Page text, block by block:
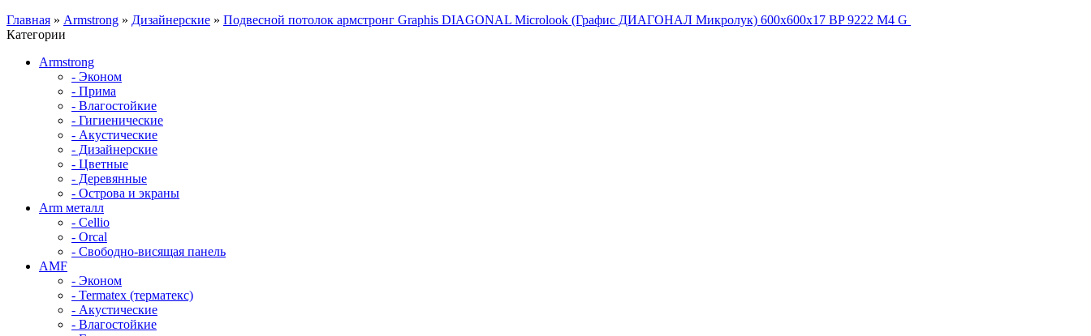
Главная » Armstrong » Дизайнерские » Подвесной потолок армстронг Graphis DIAGONAL Microlook (Графис ДИАГОНАЛ Микролук) 600x600x17 BP 9222 M4 G
Категории
Armstrong
- Эконом
- Прима
- Влагостойкие
- Гигиенические
- Акустические
- Дизайнерские
- Цветные
- Деревянные
- Острова и экраны
Arm металл
- Cellio
- Orcal
- Свободно-висящая панель
AMF
- Эконом
- Termatex (терматекс)
- Акустические
- Влагостойкие